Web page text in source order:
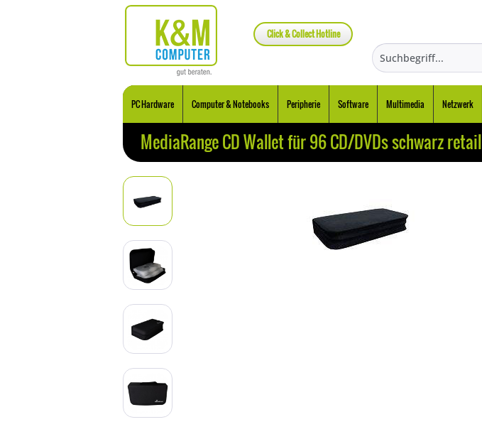
Click & Collect Hotline
PC Hardware Computer & Notebooks Peripherie Software Multimedia Netzwerk
MediaRange CD Wallet für 96 CD/DVDs schwarz retail